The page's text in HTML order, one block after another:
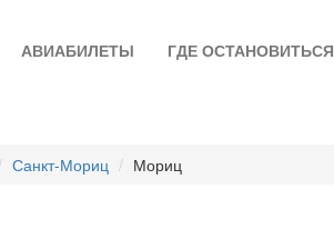
АВИАБИЛЕТЫ ГДЕ ОСТАНОВИТЬСЯ
Санкт-Мориц Мориц